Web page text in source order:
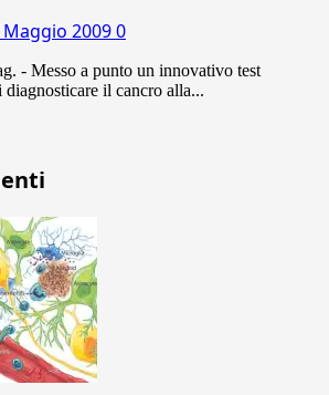
Maggio 20090
- Messo a punto un innovativo test
il cancro alla...